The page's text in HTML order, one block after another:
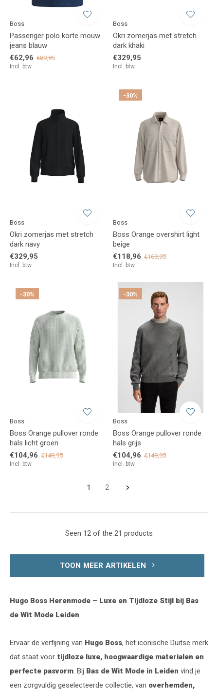
Boss
Passenger polo korte mouw
jeans blauw
€62,96 €89,95
Incl. btw
Boss
Okri zomerjas met stretch
dark khaki
€329,95
Incl. btw
Boss
Okri zomerjas met stretch
dark navy
€329,95
Incl. btw
-30%
Boss
Boss Orange overshirt light
beige
€118,96 €169,95
Incl. btw
-30%
Boss
Boss Orange pullover ronde
hals licht groen
€104,96 €149,95
Incl. btw
-30%
Boss
Boss Orange pullover ronde
hals grijs
€104,96 €149,95
Incl. btw
1 2
Seen 12 of the 21 products
TOON MEER ARTIKELEN
Hugo Boss Herenmode – Luxe en Tijdloze Stijl bij Bas
de Wit Mode Leiden
Ervaar de verfijning van Hugo Boss, het iconische Duitse merk
dat staat voor tijdloze luxe, hoogwaardige materialen en
perfecte pasvorm. Bij Bas de Wit Mode in Leiden vind je
een zorgvuldig geselecteerde collectie, van overhemden,